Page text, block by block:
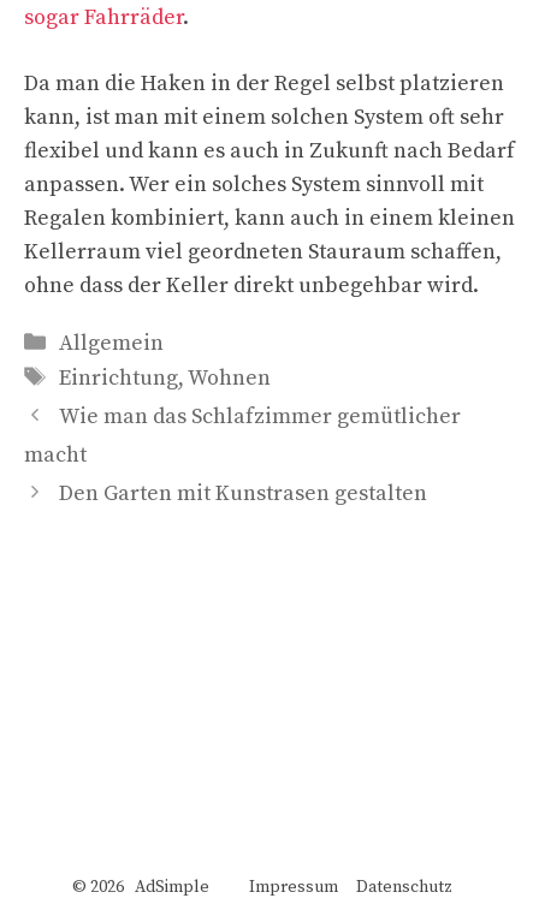
sogar Fahrräder.
Da man die Haken in der Regel selbst platzieren
kann, ist man mit einem solchen System oft sehr
flexibel und kann es auch in Zukunft nach Bedarf
anpassen. Wer ein solches System sinnvoll mit
Regalen kombiniert, kann auch in einem kleinen
Kellerraum viel geordneten Stauraum schaffen,
ohne dass der Keller direkt unbegehbar wird.
Kategorien
Allgemein
Schlagwörter
Einrichtung,Wohnen
Wie man das Schlafzimmer gemütlicher
macht
Den Garten mit Kunstrasen gestalten
© 2026 AdSimple Impressum Datenschutz